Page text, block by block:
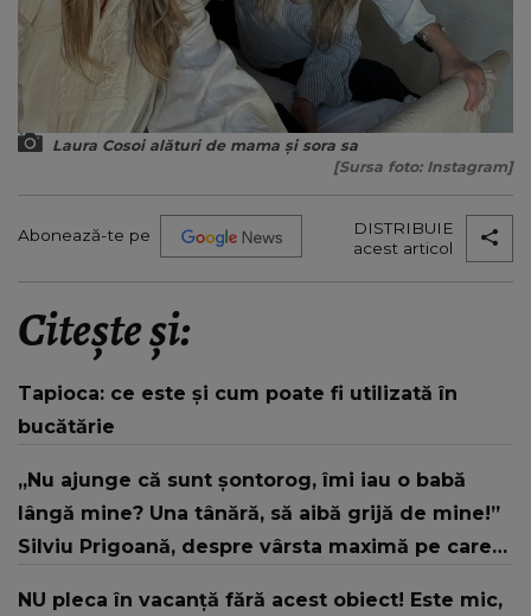
Laura Cosoi alături de mama și sora sa
[Sursa foto: Instagram]
Abonează-te pe
DISTRIBUIE
acest articol
Citește și:
Tapioca: ce este și cum poate fi utilizată în
bucătărie
„Nu ajunge că sunt șontorog, îmi iau o babă
lângă mine? Una tânără, să aibă grijă de mine!”
Silviu Prigoană, despre vârsta maximă pe care
NU pleca în vacanță fără acest obiect! Este mic,